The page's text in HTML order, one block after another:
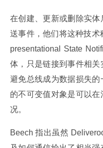
在创建、更新或删除实
送事件，他们将这种技术
presentational State
体，只是链接到事件相
避免总线成为数据损失
的不可变值对象是可以
况。
Beech 指出虽然